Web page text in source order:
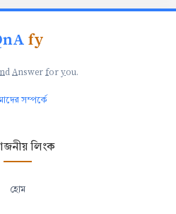
fy
ndAnswer foryou.
সম্পর্কে
লিংক
হোম